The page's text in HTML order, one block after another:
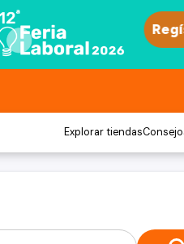
Explorar tiendas